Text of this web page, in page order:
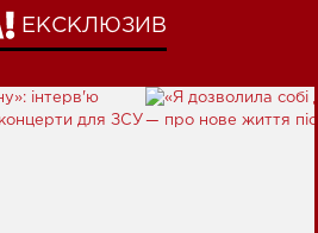
ЕКСКЛЮЗИВ